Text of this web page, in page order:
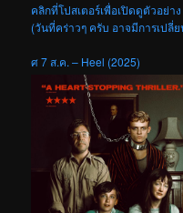
คลิกที่โปสเตอร์เพื่อเปิดดูตัวอย่าง
(วันที่คร่าวๆ ครับ อาจมีการเปลี่
ศ 7 ส.ค. – Heel (2025)